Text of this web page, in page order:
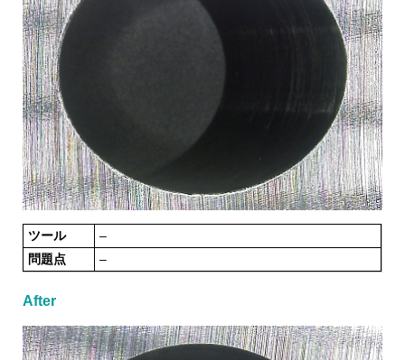
ツール
–
問題点
–
After